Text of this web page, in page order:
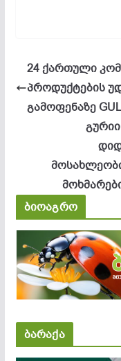
24 ქართული
პროდუქტების
გამოფენაზე
ბიოაგრო
ბარაქა